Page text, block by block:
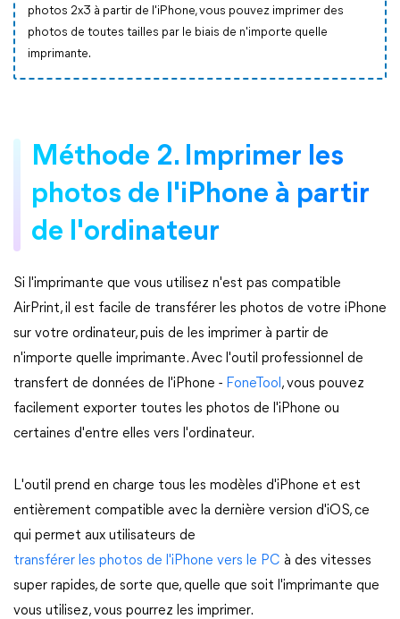
photos 2x3 à partir de l'iPhone, vous pouvez imprimer des
photos de toutes tailles par le biais de n'importe quelle
imprimante.
Méthode 2. Imprimer les
photos de l'iPhone à partir
de l'ordinateur
Si l'imprimante que vous utilisez n'est pas compatible
AirPrint, il est facile de transférer les photos de votre iPhone
sur votre ordinateur, puis de les imprimer à partir de
n'importe quelle imprimante. Avec l'outil professionnel de
transfert de données de l'iPhone - FoneTool , vous pouvez
facilement exporter toutes les photos de l'iPhone ou
certaines d'entre elles vers l'ordinateur.
L'outil prend en charge tous les modèles d'iPhone et est
entièrement compatible avec la dernière version d'iOS, ce
qui permet aux utilisateurs de
transférer les photos de l'iPhone vers le PC à des vitesses
super rapides, de sorte que, quelle que soit l'imprimante que
vous utilisez, vous pourrez les imprimer.